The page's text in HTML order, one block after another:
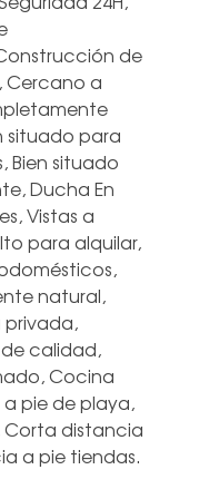
de
Cercano a
situado para
Bien situado
Ducha En
Vistas a
para alquilar,
natural,
privada,
de ‌calidad,
‌Cocina
pie de ‌playa,
‌distancia
‌a ‌pie ‌tiendas.